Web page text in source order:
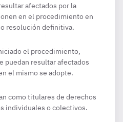
afectados por la
en el procedimiento en
resolución definitiva.
el procedimiento,
puedan resultar afectados
el mismo se adopte.
como titulares de derechos
individuales o colectivos.